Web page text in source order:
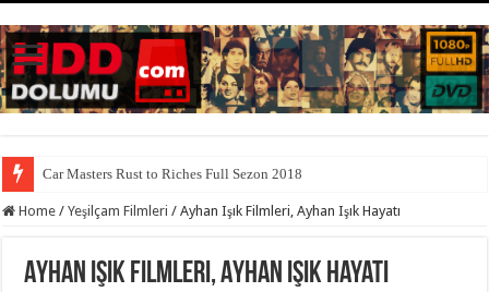
Car Masters Rust to Riches Full Sezon 2018
İstanbullu Gelin Yerli Dizi 2017
Home / Yeşilçam Filmleri / Ayhan Işık Filmleri, Ayhan Işık Hayatı
Ayhan Işık Filmleri, Ayhan Işık Hayatı